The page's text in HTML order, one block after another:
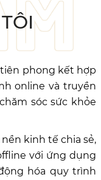
phong kết hợp
online và truyền
sóc sức khỏe
kinh tế chia sẻ,
với ứng dụng
hóa quy trình